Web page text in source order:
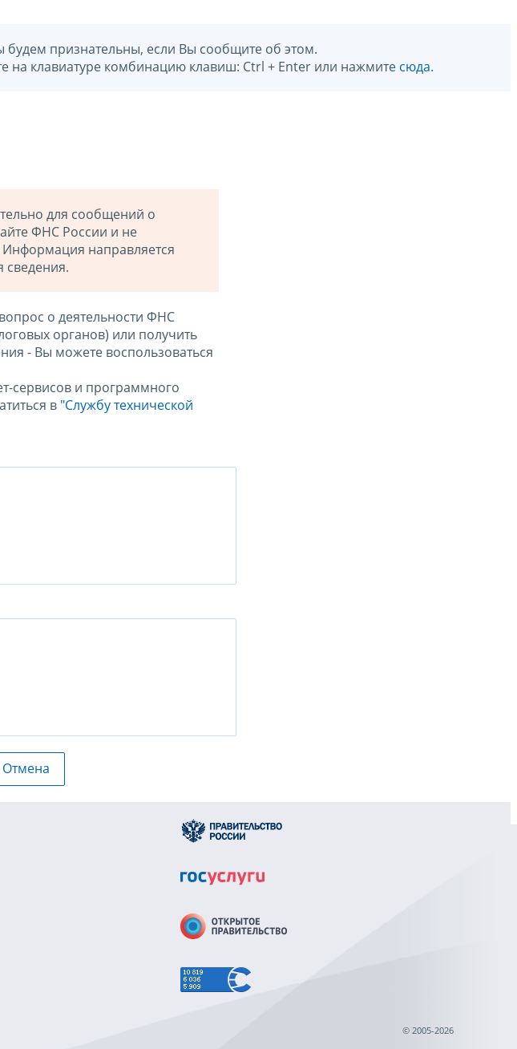
будем признательны, если Вы сообщите об этом.
клавиатуре комбинацию клавиш: Ctrl + Enter или нажмите сюда.
для сообщений о
ФНС России и не
направляется
сведения.
о деятельности ФНС
органов) или получить
- Вы можете воспользоваться
сервисов и программного
в "Службу технической
Отмена
© 2005-2026